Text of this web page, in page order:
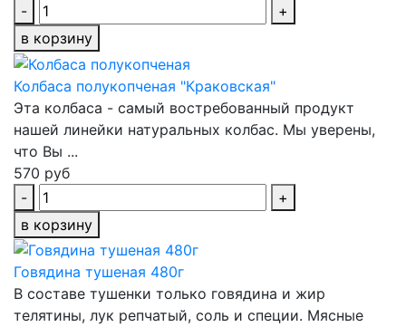
-
+
в корзину
Колбаса полукопченая "Краковская"
Эта колбаса - самый востребованный продукт
нашей линейки натуральных колбас. Мы уверены,
что Вы ...
570 руб
-
+
в корзину
Говядина тушеная 480г
В составе тушенки только говядина и жир
телятины, лук репчатый, соль и специи. Мясные